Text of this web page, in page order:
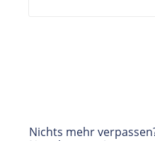
Nichts mehr